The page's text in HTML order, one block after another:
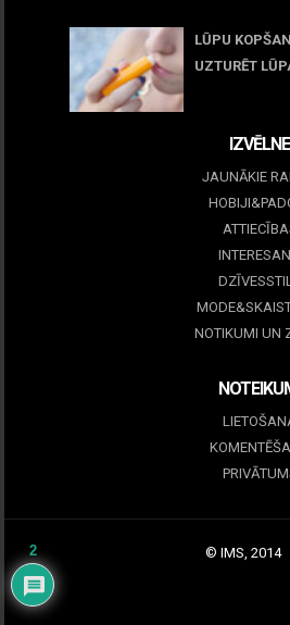
LŪPU
UZTURĒT
IZVĒLNE
JAUNĀKIE
NOTIKUMI UN
© IMS, 2014
2